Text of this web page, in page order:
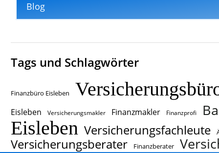
Blog
Tags und Schlagwörter
Finanzbüro Eisleben
Eisleben Versicherungsmakler Finanzmakler Finanzprofi
Eisleben Versicherungsfachleute
Versicherungsberater Finanzberater